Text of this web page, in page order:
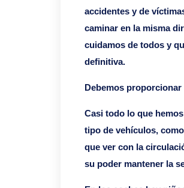
accidentes y de
caminar en la misma
cuidamos de todos y
definitiva.
Debemos
Casi todo lo que
tipo de vehículos,
que ver con la
su poder mantener la